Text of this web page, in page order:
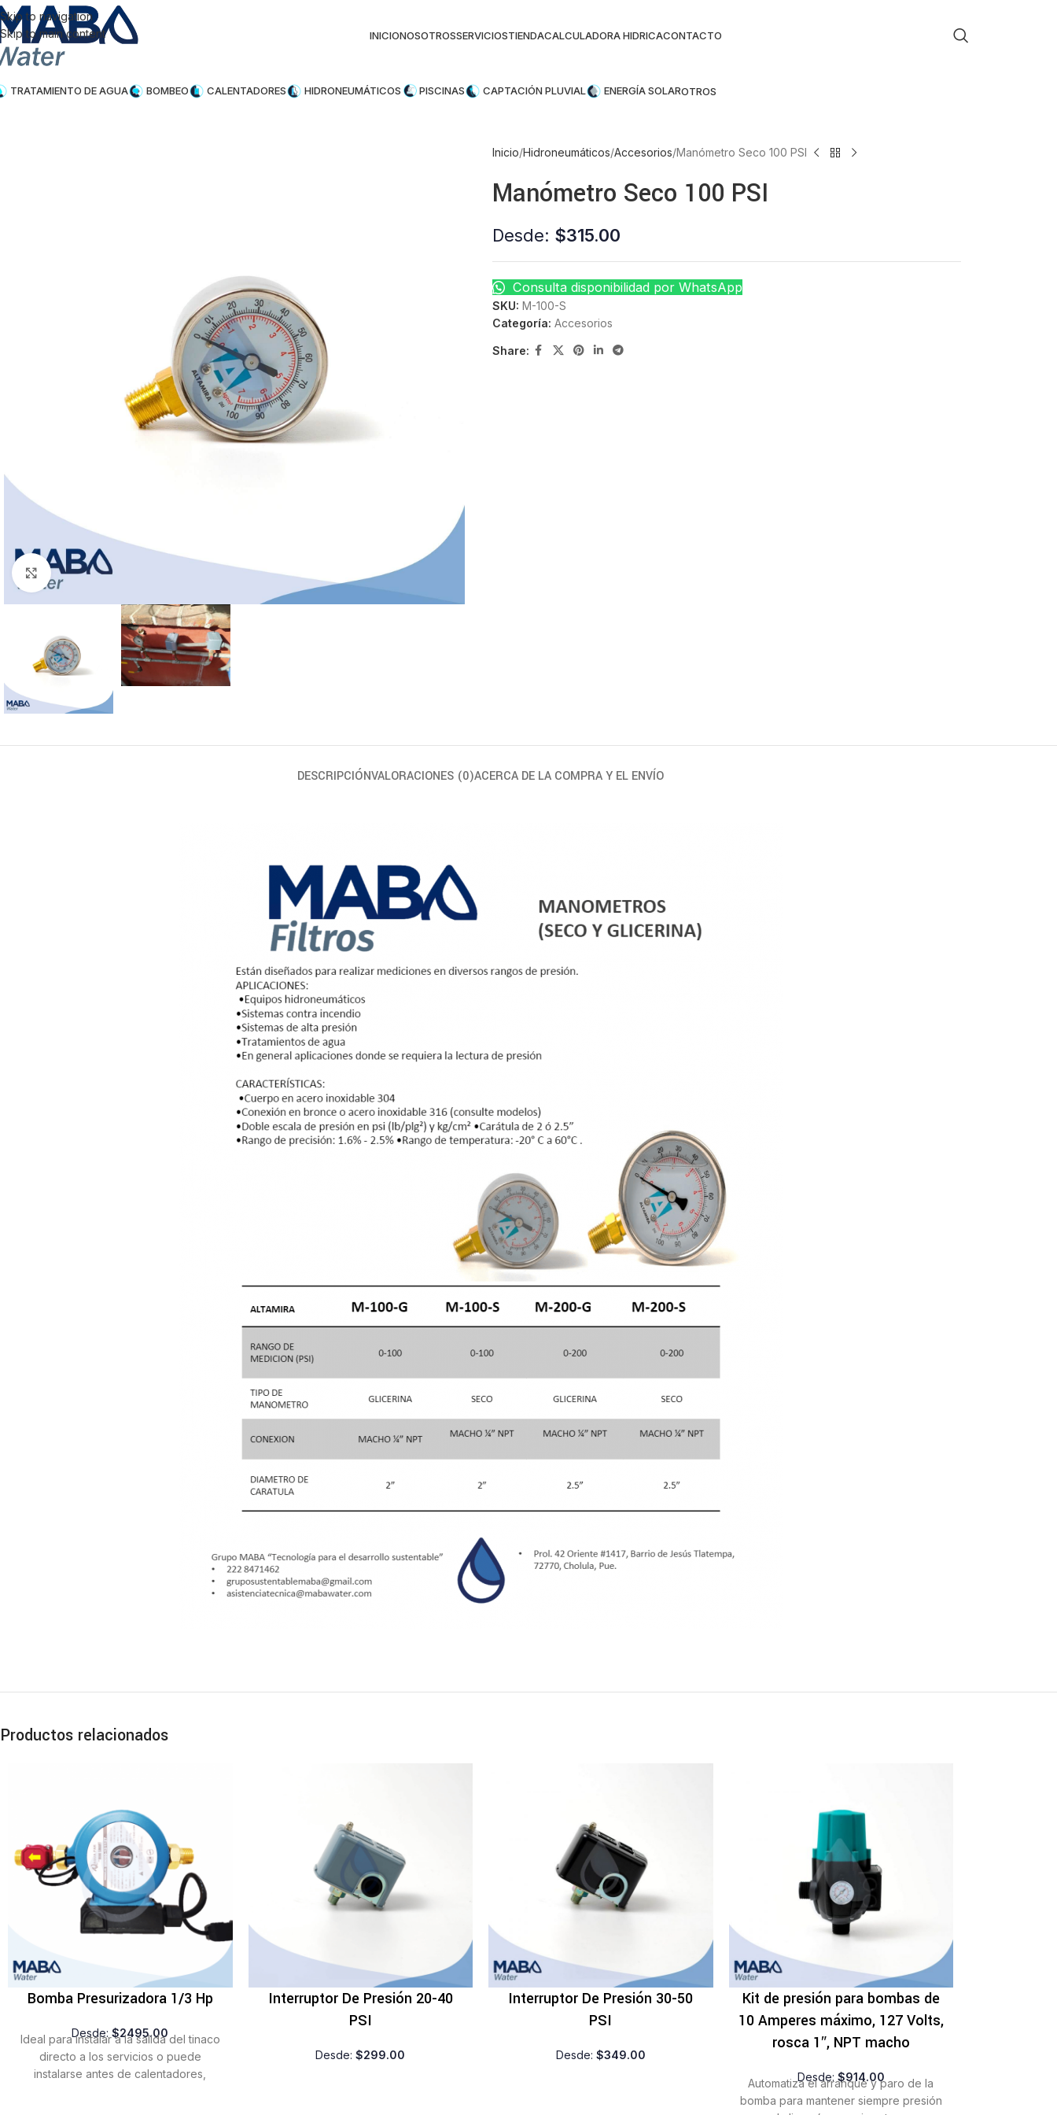
Skip to navigation
Skip to main content
INICIONOSOTROSSERVICIOSTIENDACALCULADORA HIDRICACONTACTO
TRATAMIENTO DE AGUA BOMBEO CALENTADORES HIDRONEUMÁTICOS PISCINAS CAPTACIÓN PLUVIAL ENERGÍA SOLAROTROS
Click to enlarge
Inicio Hidroneumáticos Accesorios Manómetro Seco 100 PSI
Manómetro Seco 100 PSI
Desde: $315.00
Consulta disponibilidad por WhatsApp
SKU: M-100-S
Categoría: Accesorios
Share:
DESCRIPCIÓNVALORACIONES (0)ACERCA DE LA COMPRA Y EL ENVÍO
Productos relacionados
Bomba Presurizadora 1/3 Hp
Desde:$2495.00
Ideal para instalar a la salida del tinaco
directo a los servicios o puede
instalarse antes de calentadores,
Interruptor De Presión 20-40
PSI
Desde:$299.00
Interruptor De Presión 30-50
PSI
Desde: $349.00
Kit de presión para bombas de
10 Amperes máximo, 127 Volts,
rosca 1″, NPT macho
Desde: $914.00
Automatiza el arranque y paro de la
bomba para mantener siempre presión